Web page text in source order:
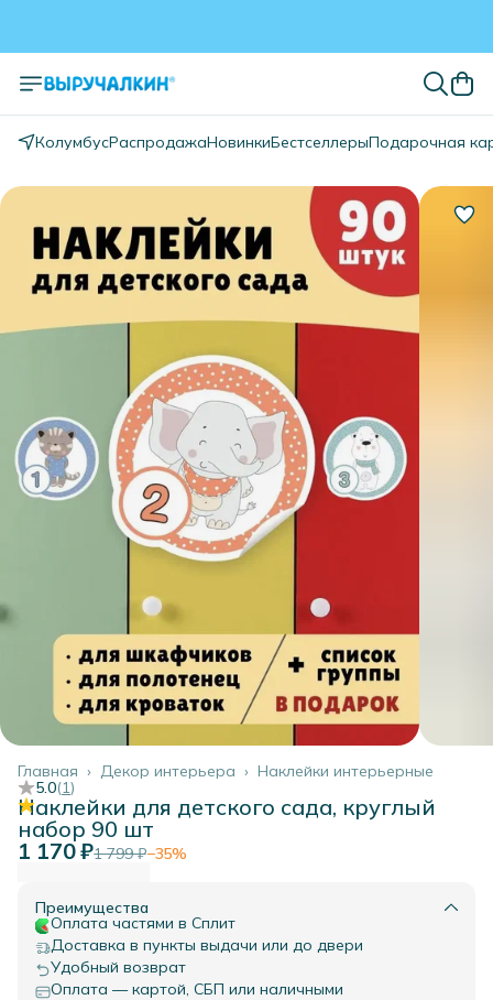
КолумбусРаспродажаНовинкиБестселлерыПодарочная
Наклейки интерьерные
Декор интерьера ›
Главная ›
5.0(1)
Наклейки для детского сада, круглый
набор 90 шт
1 170 ₽1 799 ₽−35%
Преимущества
Оплата частями в Сплит
Доставка в пункты выдачи или до двери
Удобный возврат
Оплата — картой, СБП или наличными